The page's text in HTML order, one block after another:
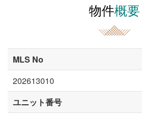
物件概要
MLS No
202613010
ユニット番号